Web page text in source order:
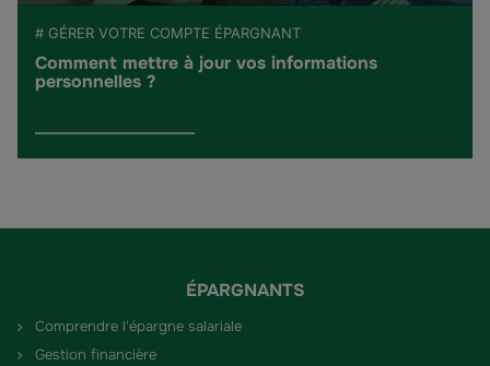
# GÉRER VOTRE COMPTE ÉPARGNANT
Comment mettre à jour vos informations
personnelles ?
ÉPARGNANTS
Comprendre l'épargne salariale
Gestion financière